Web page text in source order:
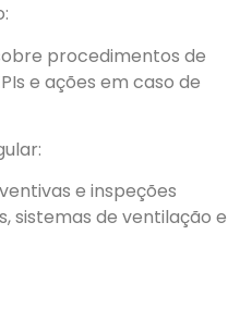
procedimentos de
e ações em caso de
e inspeções
sistemas de ventilação e